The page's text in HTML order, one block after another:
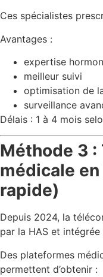
Ces spécialistes
Avantages :
expertise
meilleur suivi
optimisation de
surveillance
Délais : 1 à 4 mois
Méthode 3
médicale
rapide)
Depuis 2024, la
par la HAS et
Des plateformes
permettent d’obtenir :